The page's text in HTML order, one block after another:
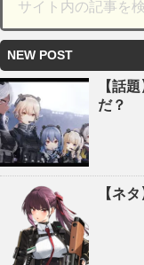
NEW POST
【話
だ？
【ネ